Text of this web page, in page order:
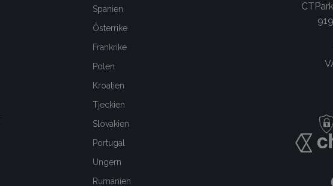
Spanien
Österrike
Frankrike
Polen
Kroatien
Tjeckien
Slovakien
Portugal
Ungern
Rumänien